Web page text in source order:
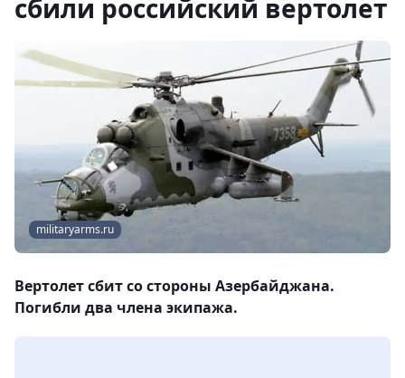
сбили российский вертолет
militaryarms.ru
Вертолет сбит со стороны Азербайджана.
Погибли два члена экипажа.